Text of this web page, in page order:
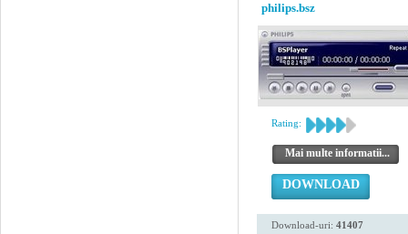
philips.bsz
Rating:
Mai multe informatii...
DOWNLOAD
Download-uri: 41407